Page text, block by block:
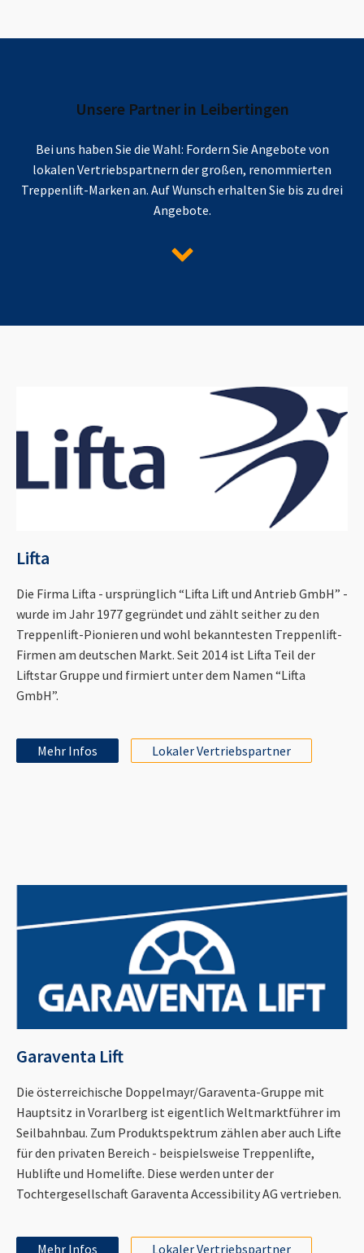
Unsere Partner in Leibertingen
Bei uns haben Sie die Wahl: Fordern Sie Angebote von
lokalen Vertriebspartnern der großen, renommierten
Treppenlift-Marken an. Auf Wunsch erhalten Sie bis zu drei
Angebote.
Lifta
Die Firma Lifta - ursprünglich “Lifta Lift und Antrieb GmbH” -
wurde im Jahr 1977 gegründet und zählt seither zu den
Treppenlift-Pionieren und wohl bekanntesten Treppenlift-
Firmen am deutschen Markt. Seit 2014 ist Lifta Teil der
Liftstar Gruppe und firmiert unter dem Namen “Lifta
GmbH”.
Mehr Infos Lokaler Vertriebspartner
Garaventa Lift
Die österreichische Doppelmayr/Garaventa-Gruppe mit
Hauptsitz in Vorarlberg ist eigentlich Weltmarktführer im
Seilbahnbau. Zum Produktspektrum zählen aber auch Lifte
für den privaten Bereich - beispielsweise Treppenlifte,
Hublifte und Homelifte. Diese werden unter der
Tochtergesellschaft Garaventa Accessibility AG vertrieben.
Mehr Infos Lokaler Vertriebspartner